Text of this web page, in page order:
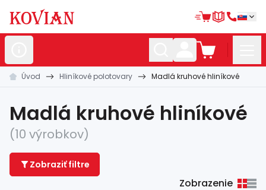
Nerezovépolotovary
polotovary
Kované polotovary
Zábradlia amadlá
Bránovésystémy
Úvod Hliníkové polotovary Madlá kruhové hliníkové
Madlá kruhové hliníkové
(10 výrobkov)
Zobraziť filtre
Zobrazenie